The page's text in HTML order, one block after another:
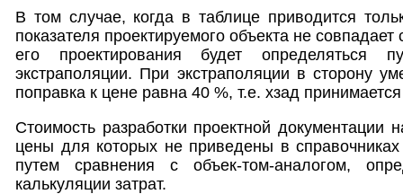
В том случае, когда в таблице приводится
показателя проектируемого объекта не
его проектирования будет определяться
экстраполяции. При экстраполяции в сторону
поправка к цене равна 40 %, т.е. хзад
Стоимость разработки проектной документации
цены для которых не приведены в
путем сравнения с объек-том-аналогом,
калькуляции затрат.